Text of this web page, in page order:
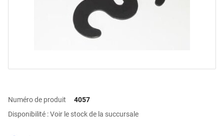
Numéro de produit
4057
Disponibilité : Voir le stock de la succursale